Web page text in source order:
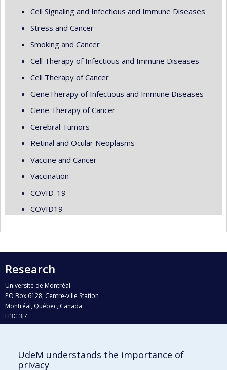
Cell Signaling and Infectious and Immune Diseases
Stress and Cancer
Smoking and Cancer
Cell Therapy of Infectious and Immune Diseases
Cell Therapy of Cancer
GeneTherapy of Infectious and Immune Diseases
Gene Therapy of Cancer
Cerebral Tumors
Retinal and Ocular Neoplasms
Vaccine and Cancer
Vaccination
COVID-19
COVID19
Research
Université de Montréal
PO Box 6128, Centre-ville Station
Montréal, Québec, Canada
H3C 3J7
Who does what?
UdeM understands the importance of
privacy